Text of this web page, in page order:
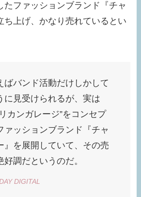
たファッションブランド『チャ
ち上げ、かなり売れているとい
ばバンド活動だけしかして
に見受けられるが、実は
カンガレージ”をコンセプ
ァッションブランド『チャ
』を展開していて、その売
好調だというのだ。
DIGITAL